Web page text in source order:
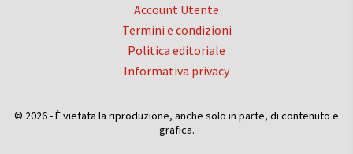
Account Utente
Termini e condizioni
Politica editoriale
Informativa privacy
© 2026 - È vietata la riproduzione, anche solo in parte, di contenuto e
grafica.